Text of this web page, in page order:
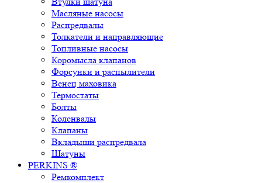
Масляные насосы
Распредвалы
Толкатели и направляющие
Топливные насосы
Коромысла клапанов
Форсунки и распылители
Венец маховика
Термостаты
Болты
Коленвалы
Клапаны
Вкладыши распредвала
Шатуны
PERKINS ®
Ремкомплект